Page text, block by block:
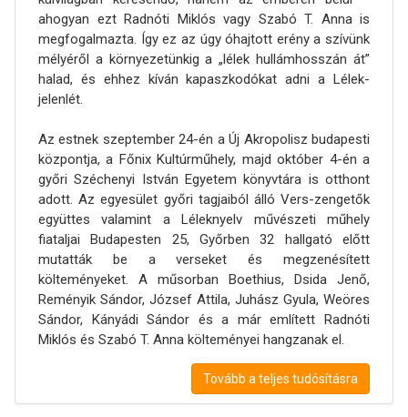
ahogyan ezt Radnóti Miklós vagy Szabó T. Anna is
megfogalmazta. Így ez az úgy óhajtott erény a szívünk
mélyéről a környezetünkig a „lélek hullámhosszán át”
halad, és ehhez kíván kapaszkodókat adni a Lélek-
jelenlét.
Az estnek szeptember 24-én a Új Akropolisz budapesti
központja, a Főnix Kultúrműhely, majd október 4-én a
győri Széchenyi István Egyetem könyvtára is otthont
adott. Az egyesület győri tagjaiból álló Vers-zengetők
együttes valamint a Léleknyelv művészeti műhely
fiataljai Budapesten 25, Győrben 32 hallgató előtt
mutatták be a verseket és megzenésített
költeményeket. A műsorban Boethius, Dsida Jenő,
Reményik Sándor, József Attila, Juhász Gyula, Weöres
Sándor, Kányádi Sándor és a már említett Radnóti
Miklós és Szabó T. Anna költeményei hangzanak el.
Tovább a teljes tudósításra